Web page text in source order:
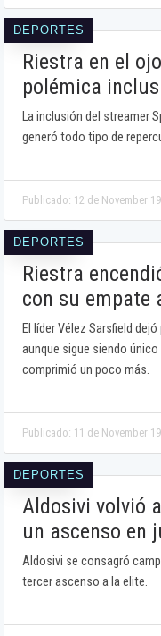
DEPORTES
Riestra en el
polémica
La inclusión del streamer
generó todo tipo de
Publicado: 12 de November
DEPORTES
Riestra
con su empate
El líder Vélez Sarsfield
aunque sigue siendo
comprimió un poco más.
Publicado: 11 de November
DEPORTES
Aldosivi volvió
un ascenso en
Aldosivi se consagró
tercer ascenso a la elite.